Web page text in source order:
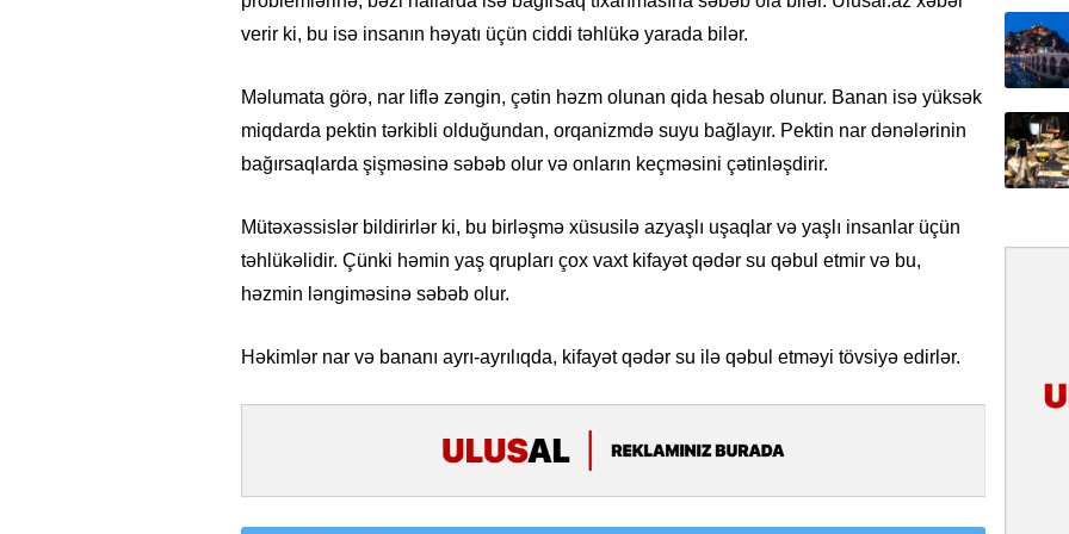
verir ki, bu isə insanın həyatı üçün ciddi təhlükə yarada bilər.
Məlumata görə, nar liflə zəngin, çətin həzm olunan qida hesab olunur. Banan isə yüksək
miqdarda pektin tərkibli olduğundan, orqanizmdə suyu bağlayır. Pektin nar dənələrinin
bağırsaqlarda şişməsinə səbəb olur və onların keçməsini çətinləşdirir.
Mütəxəssislər bildirirlər ki, bu birləşmə xüsusilə azyaşlı uşaqlar və yaşlı insanlar üçün
təhlükəlidir. Çünki həmin yaş qrupları çox vaxt kifayət qədər su qəbul etmir və bu,
həzmin ləngiməsinə səbəb olur.
Həkimlər nar və bananı ayrı-ayrılıqda, kifayət qədər su ilə qəbul etməyi tövsiyə edirlər.
İlin ilk
çox
Yeni